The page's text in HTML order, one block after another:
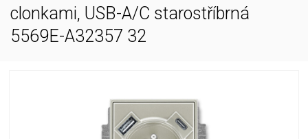
clonkami, USB-A/C starostříbrná
5569E-A32357 32